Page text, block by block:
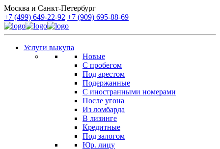
Москва и Санкт-Петербург
+7 (499) 649-22-92 +7 (909) 695-88-69
Услуги выкупа
Новые
С пробегом
Под арестом
Подержанные
С иностранными номерами
После угона
Из ломбарда
В лизинге
Кредитные
Под залогом
Юр. лицу